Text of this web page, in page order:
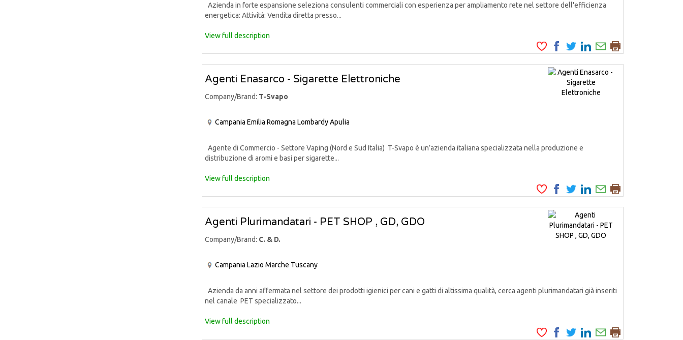
Azienda in forte espansione seleziona consulenti commerciali con esperienza per ampliamento rete nel settore dell'efficienza
energetica: Attività: Vendita diretta presso...
View full description
Agenti Enasarco - Sigarette Elettroniche
Company/Brand: T-Svapo
Campania Emilia Romagna LombardyApulia
Agente di Commercio - Settore Vaping (Nord e Sud Italia) T-Svapo è un’azienda italiana specializzata nella produzione e
distribuzione di aromi e basi per sigarette...
View full description
Agenti Plurimandatari - PET SHOP , GD, GDO
Company/Brand: C. & D.
Campania Lazio Marche Tuscany
Azienda da anni affermata nel settore dei prodotti igienici per cani e gatti di altissima qualità, cerca agenti plurimandatari già inseriti
nel canale PET specializzato...
View full description